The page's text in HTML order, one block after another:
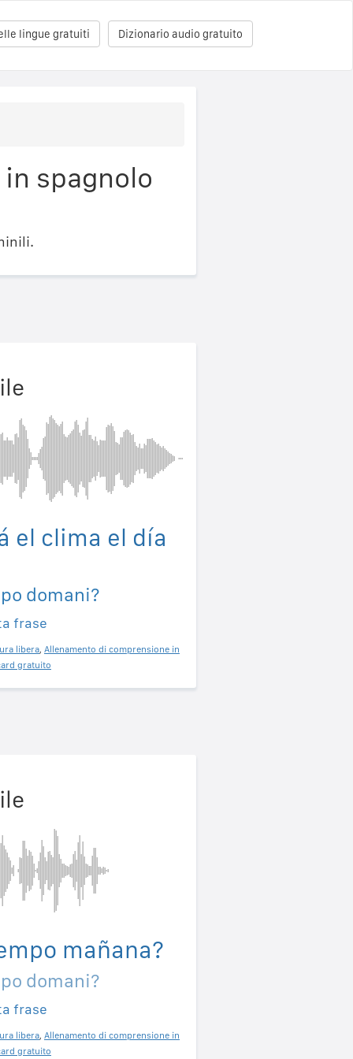
Dizionario audio gratuito
lingue gratuiti
spagnolo
el clima el día
domani?
frase
libera, Allenamento di comprensione in
gratuito
mañana?
domani?
frase
libera, Allenamento di comprensione in
gratuito